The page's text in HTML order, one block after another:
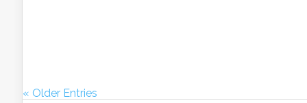
« Older Entries